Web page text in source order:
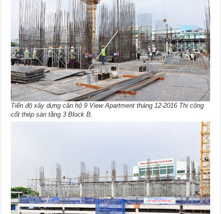
Tiến độ xây dựng căn hộ 9 View Apartment tháng 12-2016 Thi công
cốt thép sàn tầng 3 Block B.